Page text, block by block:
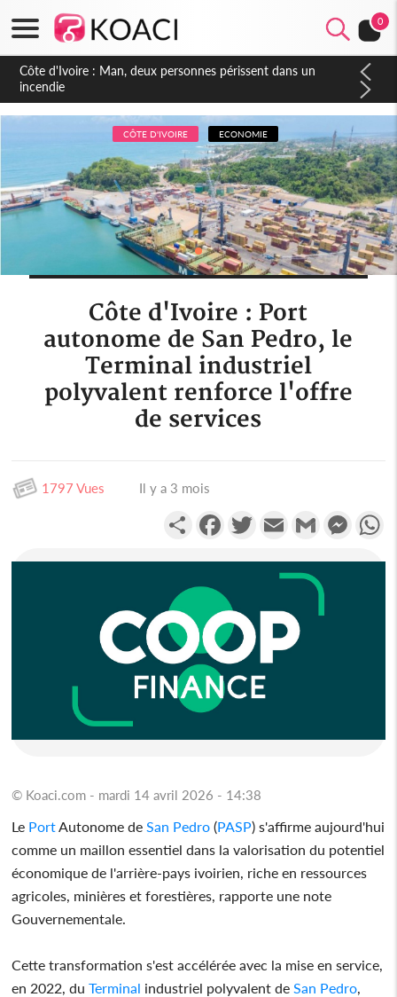
0
Côte d'Ivoire : Séileu, la célébration de la fête nationale
transformée en vaste campagne contre les produits
dépigmentants dangereux
CÔTE D'IVOIRE ECONOMIE
Côte d'Ivoire : Port
autonome de San Pedro, le
Terminal industriel
polyvalent renforce l'offre
de services
1797 Vues Il y a 3 mois
PartagerFacebookTwitterEmail Gmail
© Koaci.com - mardi 14 avril 2026 - 14:38
Le Port Autonome de San Pedro (PASP) s'affirme aujourd'hui
comme un maillon essentiel dans la valorisation du potentiel
économique de l'arrière-pays ivoirien, riche en ressources
agricoles, minières et forestières, rapporte une note
Gouvernementale.
Cette transformation s'est accélérée avec la mise en service,
en 2022, duTerminal industriel polyvalent de San Pedro